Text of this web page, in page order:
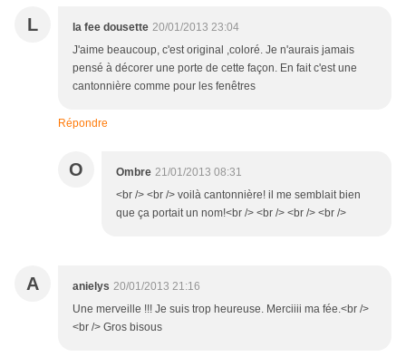
L la fee dousette 20/01/2013 23:04
J'aime beaucoup, c'est original ,coloré. Je n'aurais jamais
pensé à décorer une porte de cette façon. En fait c'est une
cantonnière comme pour les fenêtres
Répondre
O Ombre 21/01/2013 08:31
<br /> <br /> voilà cantonnière! il me semblait bien
que ça portait un nom!<br /> <br /> <br /> <br />
A anielys 20/01/2013 21:16
Une merveille !!! Je suis trop heureuse. Merciiii ma fée.<br />
<br /> Gros bisous